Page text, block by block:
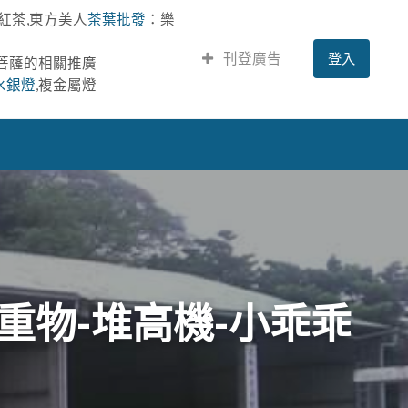
茶,東方美人 茶葉批發 ：樂
薩的相關推廣
銀燈 ,複金屬燈
刊登廣告 登入
物-堆高機-小乖乖